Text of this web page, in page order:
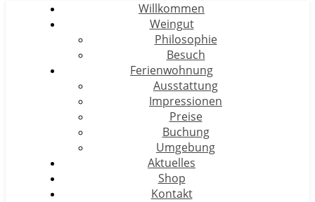
Willkommen
Weingut
Philosophie
Besuch
Ferienwohnung
Ausstattung
Impressionen
Preise
Buchung
Umgebung
Aktuelles
Shop
Kontakt